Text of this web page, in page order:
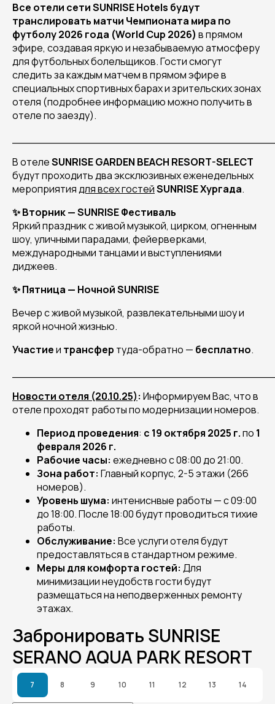
Все отели сети SUNRISE Hotels будут
транслировать матчи Чемпионата мира по
футболу 2026 года (World Cup 2026) в прямом
эфире, создавая яркую и незабываемую атмосферу
для футбольных болельщиков. Гости смогут
следить за каждым матчем в прямом эфире в
специальных спортивных барах и зрительских зонах
отеля (подробнее информацию можно получить в
отеле по заезду).
В отелеSUNRISE GARDEN BEACH RESORT-SELECT
будут проходить два эксклюзивных еженедельных
мероприятиядля всех гостейSUNRISE Хургада.
✨ Вторник — SUNRISE Фестиваль
Яркий праздник с живой музыкой, цирком, огненным
шоу, уличными парадами, фейерверками,
международными танцами и выступлениями
диджеев.
✨ Пятница — Ночной SUNRISE
Вечер с живой музыкой, развлекательными шоу и
яркой ночной жизнью.
Участиеи трансфер туда-обратно — бесплатно.
Новости отеля (20.10.25): Информируем Вас, что в
отеле проходят работы по модернизации номеров.
Период проведения: с 19 октября 2025 г.по 1
февраля 2026 г.
Рабочие часы: ежедневно с 08:00 до 21:00.
Зона работ: Главный корпус, 2-5 этажи (266
номеров).
Уровень шума: интениснвые работы — с 09:00
до 18:00. После 18:00 будут проводиться тихие
работы.
Обслуживание: Все услуги отеля будут
предоставляться в стандартном режиме.
Меры для комфорта гостей: Для
минимизации неудобств гости будут
размещаться на неподверженных ремонту
этажах.
Забронировать SUNRISE
SERANO AQUA PARK RESORT
7 8 9 10 11 12 13 14